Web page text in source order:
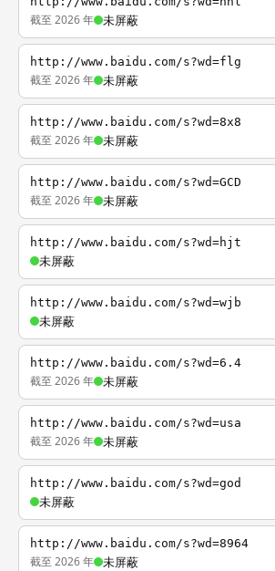
截至 2026 年 未屏蔽
http://www.baidu.com/s?wd=flg
截至 2026 年 未屏蔽
http://www.baidu.com/s?wd=8x8
截至 2026 年 未屏蔽
http://www.baidu.com/s?wd=GCD
截至 2026 年 未屏蔽
http://www.baidu.com/s?wd=hjt
未屏蔽
http://www.baidu.com/s?wd=wjb
未屏蔽
http://www.baidu.com/s?wd=6.4
截至 2026 年 未屏蔽
http://www.baidu.com/s?wd=usa
截至 2026 年 未屏蔽
http://www.baidu.com/s?wd=god
未屏蔽
http://www.baidu.com/s?wd=8964
截至 2026 年 未屏蔽